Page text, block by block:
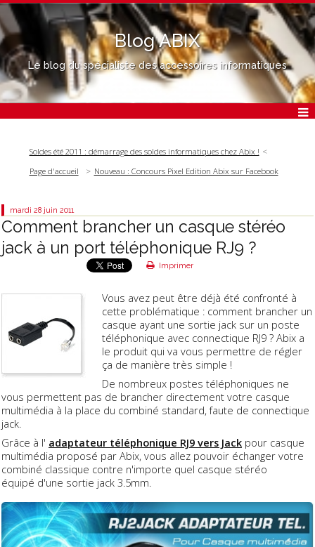
Blog ABIX
Le blog du spécialiste des accessoires informatiques
Soldes été 2011 : démarrage des soldes informatiques chez Abix !
Page d'accueil
Nouveau : Concours Pixel Edition Abix sur Facebook
mardi 28 juin 2011
Comment brancher un casque stéréo
jack à un port téléphonique RJ9 ?
Imprimer
Vous avez peut être déjà été confronté à
cette problématique : comment brancher un
casque ayant une sortie jack sur un poste
téléphonique avec connectique RJ9 ? Abix a
le produit qui va vous permettre de régler
ça de manière très simple !
De nombreux postes téléphoniques ne
vous permettent pas de brancher directement votre casque
multimédia à la place du combiné standard, faute de connectique
jack.
Grâce à l' adaptateur téléphonique RJ9 vers Jack pour casque
multimédia proposé par Abix, vous allez pouvoir échanger votre
combiné classique contre n'importe quel casque stéréo
équipé d'une sortie jack 3.5mm.